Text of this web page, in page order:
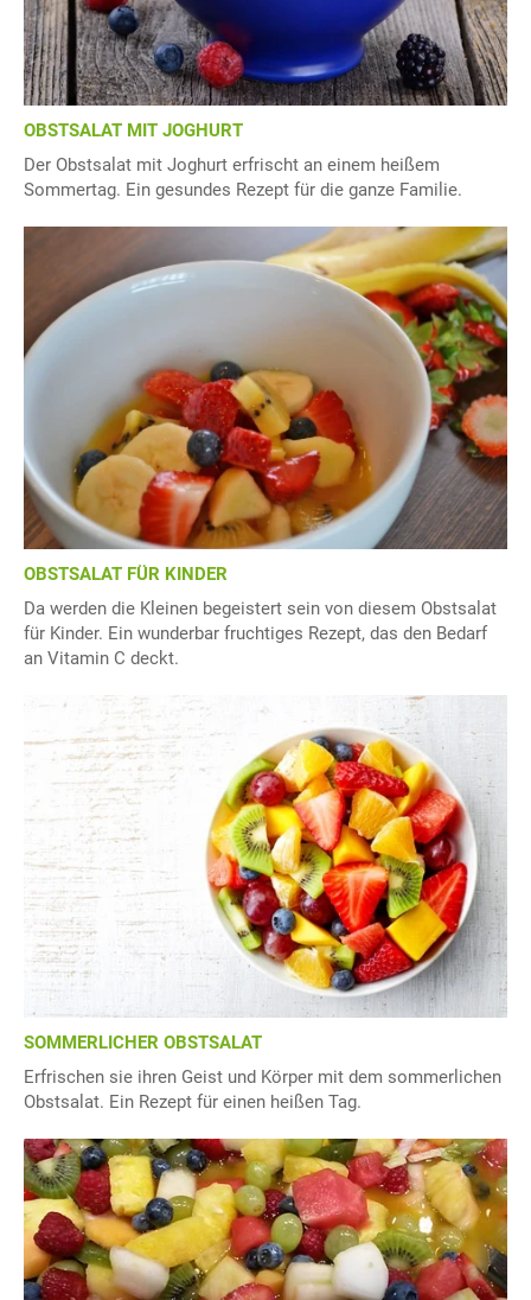
OBSTSALAT MIT JOGHURT
Der Obstsalat mit Joghurt erfrischt an einem heißem
Sommertag. Ein gesundes Rezept für die ganze Familie.
OBSTSALAT FÜR KINDER
Da werden die Kleinen begeistert sein von diesem Obstsalat
für Kinder. Ein wunderbar fruchtiges Rezept, das den Bedarf
an Vitamin C deckt.
SOMMERLICHER OBSTSALAT
Erfrischen sie ihren Geist und Körper mit dem sommerlichen
Obstsalat. Ein Rezept für einen heißen Tag.